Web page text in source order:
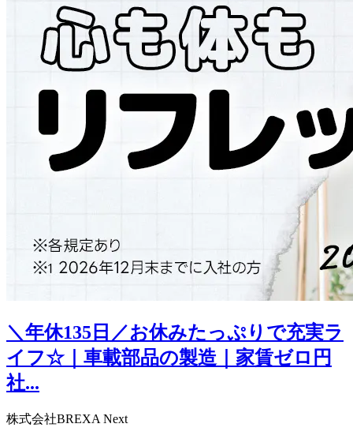
＼年休135日／お休みたっぷりで充実ラ
イフ☆｜車載部品の製造｜家賃ゼロ円
社...
株式会社BREXA Next